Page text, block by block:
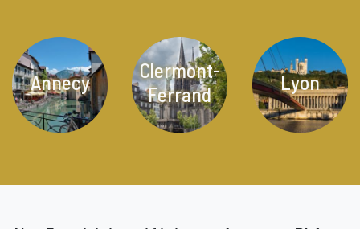
Annecy
Clermont-
Ferrand
Lyon